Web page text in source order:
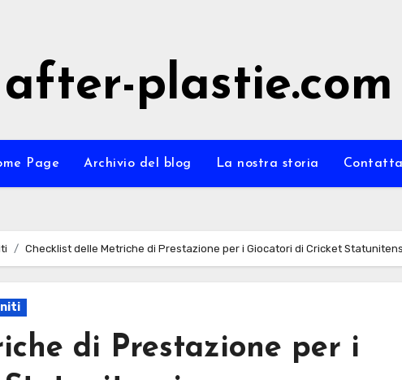
after-plastie.com
Page Archivio del blog La nostra storia
Checklist delle Metriche di Prestazione per i Giocatori di Cricket
di Prestazione per i